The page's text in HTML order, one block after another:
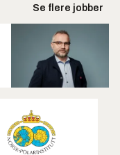
Se flere jobber